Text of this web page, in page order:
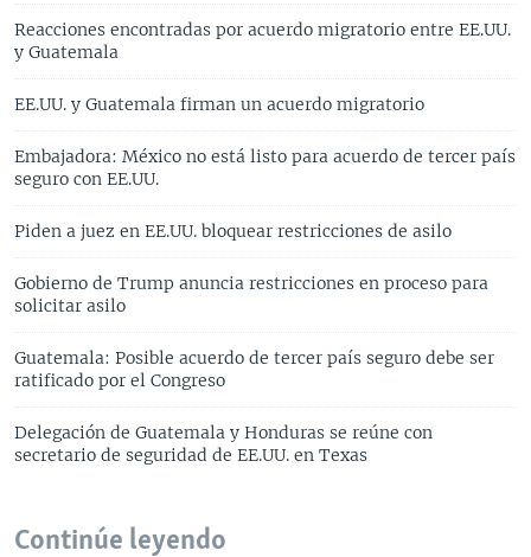
Reacciones encontradas por acuerdo migratorio entre EE.UU.
y Guatemala
EE.UU. y Guatemala firman un acuerdo migratorio
Embajadora: México no está listo para acuerdo de tercer país
seguro con EE.UU.
Piden a juez en EE.UU. bloquear restricciones de asilo
Gobierno de Trump anuncia restricciones en proceso para
solicitar asilo
Guatemala: Posible acuerdo de tercer país seguro debe ser
ratificado por el Congreso
Delegación de Guatemala y Honduras se reúne con
secretario de seguridad de EE.UU. en Texas
Continúe leyendo